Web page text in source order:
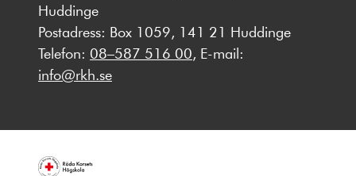
Huddinge
Postadress: Box 1059, 141 21 Huddinge
Telefon: 08–587 516 00, E-mail:
info@rkh.se